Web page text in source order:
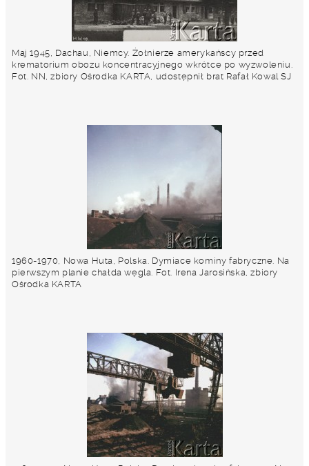
Maj 1945, Dachau, Niemcy. Żołnierze amerykańscy przed
krematorium obozu koncentracyjnego wkrótce po wyzwoleniu.
Fot. NN, zbiory Ośrodka KARTA, udostępnił brat Rafał Kowal SJ
1960-1970, Nowa Huta, Polska. Dymiace kominy fabryczne. Na
pierwszym planie chałda węgla. Fot. Irena Jarosińska, zbiory
Ośrodka KARTA